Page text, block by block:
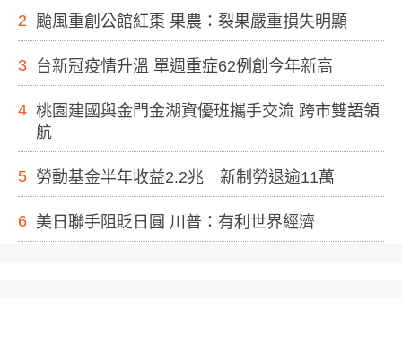
2 颱風重創公館紅棗 果農：裂果嚴重損失明顯
3 台新冠疫情升溫 單週重症62例創今年新高
4 桃園建國與金門金湖資優班攜手交流 跨市雙語領
航
5 勞動基金半年收益2.2兆 新制勞退逾11萬
6 美日聯手阻貶日圓 川普：有利世界經濟